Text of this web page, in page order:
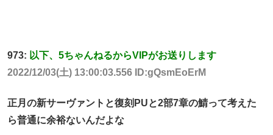
973: 以下、5ちゃんねるからVIPがお送りします
2022/12/03(土) 13:00:03.556 ID:gQsmEoErM
正月の新サーヴァントと復刻PUと2部7章の鯖って考えた
ら普通に余裕ないんだよな